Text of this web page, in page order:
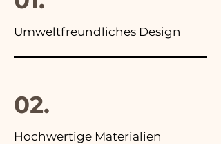
Umweltfreundliches Design
02.
Hochwertige Materialien